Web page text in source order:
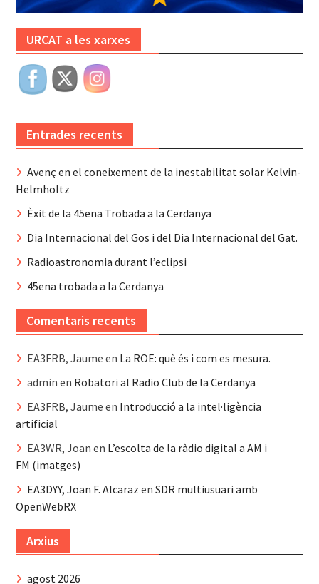
URCAT a les xarxes
Entrades recents
Avenç en el coneixement de la inestabilitat solar Kelvin-
Helmholtz
Èxit de la 45ena Trobada a la Cerdanya
Dia Internacional del Gos i del Dia Internacional del Gat.
Radioastronomia durant l’eclipsi
45ena trobada a la Cerdanya
Comentaris recents
EA3FRB, Jaume en La ROE: què és i com es mesura.
admin en Robatori al Radio Club de la Cerdanya
EA3FRB, Jaume en Introducció a la intel·ligència
artificial
EA3WR, Joan en L’escolta de la ràdio digital a AM i
FM (imatges)
EA3DYY, Joan F. Alcaraz en SDR multiusuari amb
OpenWebRX
Arxius
agost 2026